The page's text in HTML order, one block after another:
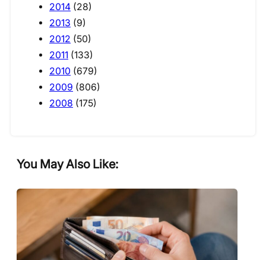
2014 (28)
2013 (9)
2012 (50)
2011 (133)
2010 (679)
2009 (806)
2008 (175)
You May Also Like: